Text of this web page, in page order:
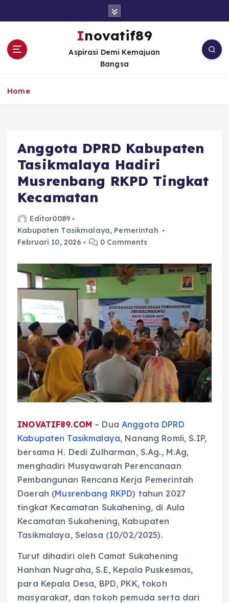
Inovatif89
Aspirasi Demi Kemajuan
Bangsa
Home
Anggota DPRD Kabupaten
Tasikmalaya Hadiri
Musrenbang RKPD Tingkat
Kecamatan
Editor0089
Kabupaten Tasikmalaya, Pemerintah
Februari 10, 2026
0 Comments
INOVATIF89.COM – DuaAnggota DPRD
Kabupaten Tasikmalaya, Nanang Romli, S.IP,
bersama H. Dedi Zulharman, S.Ag., M.Ag,
menghadiri Musyawarah Perencanaan
Pembangunan Rencana Kerja Pemerintah
Daerah (Musrenbang RKPD) tahun 2027
tingkat Kecamatan Sukahening, di Aula
Kecamatan Sukahening, Kabupaten
Tasikmalaya, Selasa (10/02/2025).
Turut dihadiri oleh Camat Sukahening
Hanhan Nugraha, S.E, Kepala Puskesmas,
para Kepala Desa, BPD, PKK, tokoh
masyarakat, dan tokoh pemuda serta dari